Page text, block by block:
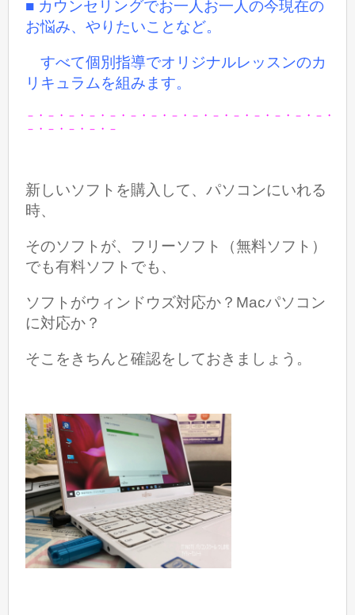
■ カウンセリングでお一人お一人の今現在の
お悩み、やりたいことなど。
すべて個別指導でオリジナルレッスンのカ
リキュラムを組みます。
－・－・－・－・－・－・－・－・－・－・－・－・－・－・－・
－・－・－・－・－
新しいソフトを購入して、パソコンにいれる
時、
そのソフトが、フリーソフト（無料ソフト）
でも有料ソフトでも、
ソフトがウィンドウズ対応か？ Macパソコン
に対応か？
そこをきちんと確認をしておきましょう。